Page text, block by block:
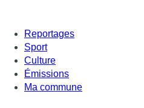
Reportages
Sport
Culture
Émissions
Ma commune